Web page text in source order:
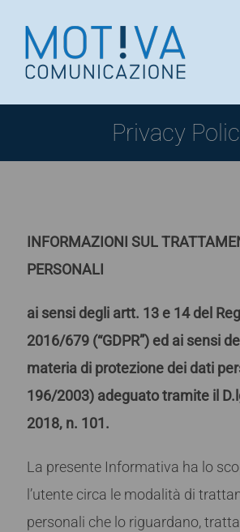
contenuto
Privacy
INFORMAZIONI SUL
PERSONALI
ai sensi degli artt. 13 e 14 del
2016/679 (“GDPR”) ed ai sensi
materia di protezione dei dati
196/2003) adeguato tramite il
2018, n. 101.
La presente Informativa ha lo
l’utente circa le modalità di
personali che lo riguardano,